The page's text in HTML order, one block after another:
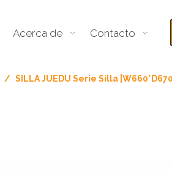
Acerca de Contacto
/ SILLA JUEDU Serie Silla